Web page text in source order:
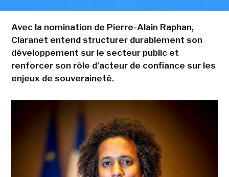
Avec la nomination de Pierre-Alain Raphan,
Claranet entend structurer durablement son
développement sur le secteur public et
renforcer son rôle d'acteur de confiance sur les
enjeux de souveraineté.